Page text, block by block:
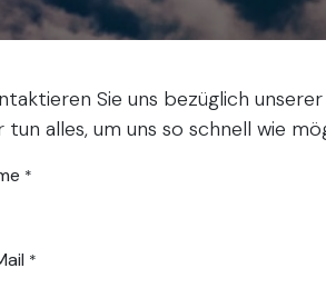
Sie uns bezüglich
tun alles, um uns so schnell wie
*
*